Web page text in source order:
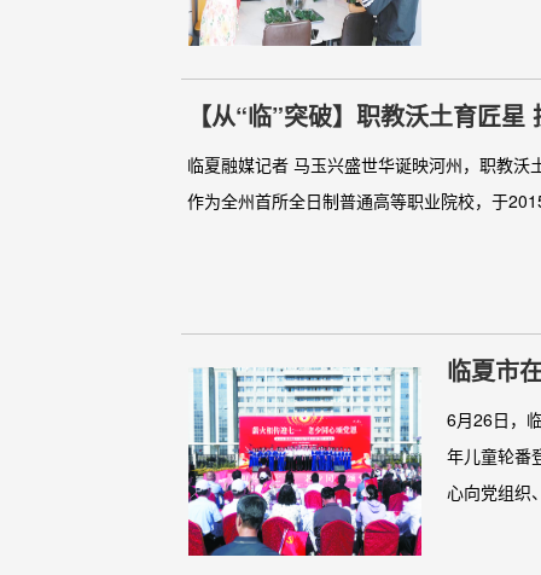
【从“临”突破】职教沃土育匠
临夏融媒记者 马玉兴盛世华诞映河州，职教
作为全州首所全日制普通高等职业院校，于
临夏市
出
6月26日，
年儿童轮番
心向党组织